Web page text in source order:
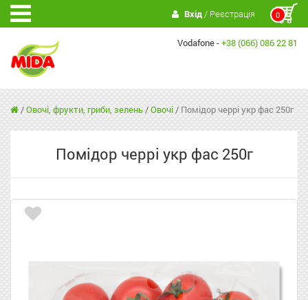
0
Вхід/ Реєстрація
Vodafone -+38 (066) 086 22 81
/Овочі, фрукти, гриби, зелень/Овочі/ Помідор черрі укр фас 250г
Помідор черрі укр фас 250г